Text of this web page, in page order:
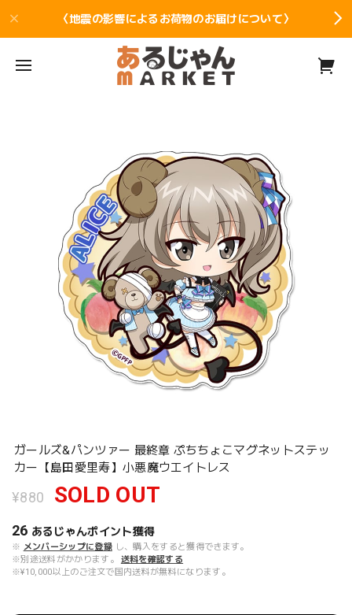
〈地震の影響によるお荷物のお届けについて〉
ガールズ&パンツァー 最終章 ぷちちょこマグネットステッ
カー【島田愛里寿】小悪魔ウエイトレス
¥880 SOLD OUT
26 あるじゃんポイント獲得
※ メンバーシップに登録 し、購入をすると獲得できます。
※別途送料がかかります。
送料を確認する
※¥10,000以上のご注文で国内送料が無料になります。